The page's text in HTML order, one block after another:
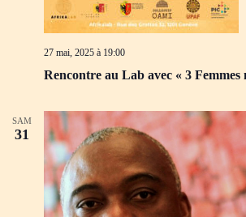
27 mai, 2025 à 19:00
Rencontre au Lab avec « 3 Femmes
SAM
31